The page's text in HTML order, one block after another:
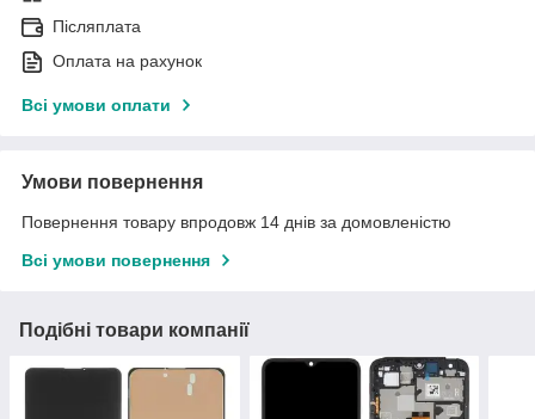
Післяплата
Оплата на рахунок
Всі умови оплати
Умови повернення
Повернення товару впродовж 14 днів за домовленістю
Всі умови повернення
Подібні товари компанії